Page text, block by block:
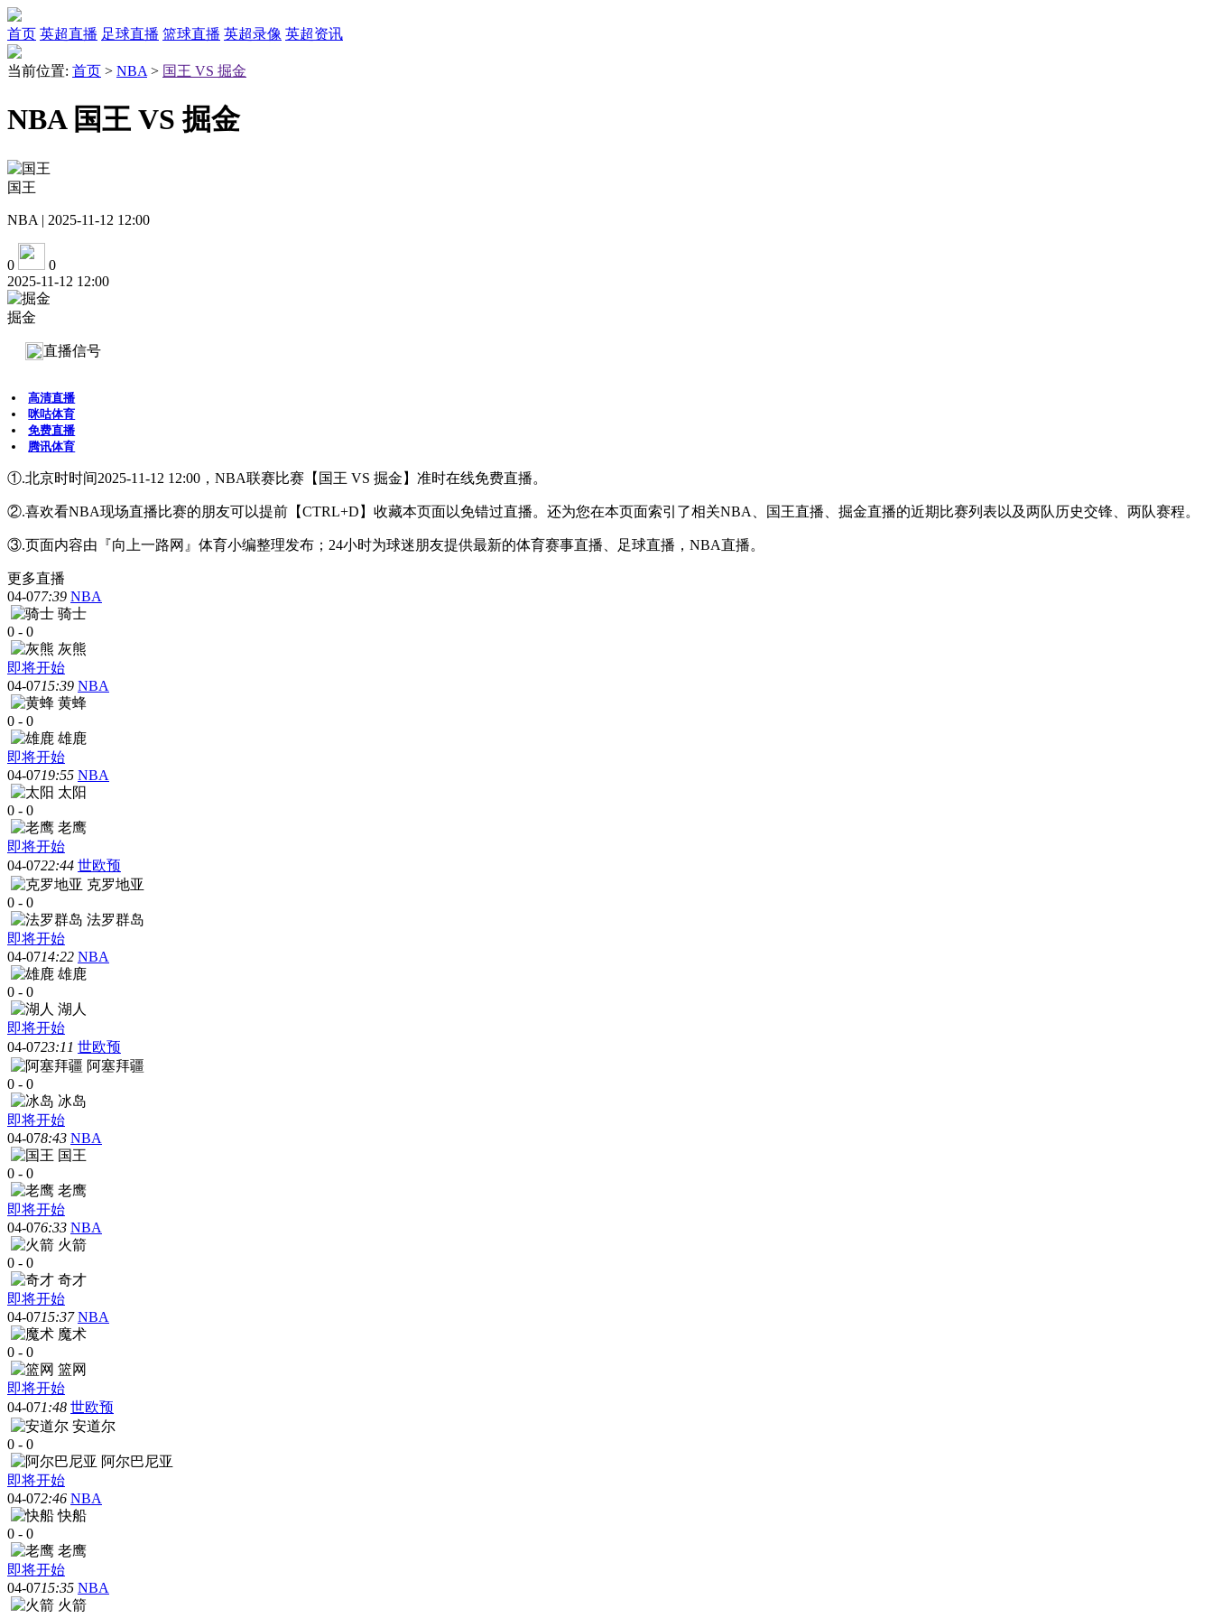
首页 英超直播 足球直播 篮球直播 英超录像 英超资讯
当前位置: 首页 > NBA > 国王 VS 掘金
NBA 国王 VS 掘金
国王
NBA | 2025-11-12 12:00
0
0
2025-11-12 12:00
掘金
直播信号
高清直播
咪咕体育
免费直播
腾讯体育
①.北京时时间2025-11-12 12:00，NBA联赛比赛【国王 VS 掘金】准时在线免费直播。
②.喜欢看NBA现场直播比赛的朋友可以提前【CTRL+D】收藏本页面以免错过直播。还为您在本页面索引了相关NBA、国王直播、掘金直播的近期比赛列表以及两队历史交锋、两队赛程。
③.页面内容由『向上一路网』体育小编整理发布；24小时为球迷朋友提供最新的体育赛事直播、足球直播，NBA直播。
更多直播
04-077:39 NBA
骑士
0 - 0
灰熊
即将开始
04-0715:39 NBA
黄蜂
0 - 0
雄鹿
即将开始
04-0719:55 NBA
太阳
0 - 0
老鹰
即将开始
04-0722:44 世欧预
克罗地亚
0 - 0
法罗群岛
即将开始
04-0714:22 NBA
雄鹿
0 - 0
湖人
即将开始
04-0723:11 世欧预
阿塞拜疆
0 - 0
冰岛
即将开始
04-078:43 NBA
国王
0 - 0
老鹰
即将开始
04-076:33 NBA
火箭
0 - 0
奇才
即将开始
04-0715:37 NBA
魔术
0 - 0
篮网
即将开始
04-071:48 世欧预
安道尔
0 - 0
阿尔巴尼亚
即将开始
04-072:46 NBA
快船
0 - 0
老鹰
即将开始
04-0715:35 NBA
火箭